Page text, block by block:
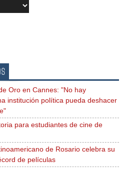
Oro en Cannes: "No hay
institución política pueda deshacer
para estudiantes de cine de
de Rosario celebra su
de películas